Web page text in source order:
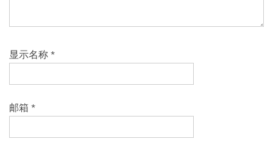
显示名称 *
邮箱 *